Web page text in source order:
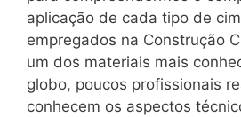
aplicação de cada tipo de
empregados na Construção
um dos materiais mais
globo, poucos profissionais
conhecem os aspectos